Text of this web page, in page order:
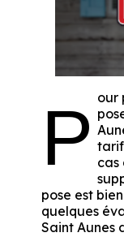
P our
tarif
cas
pose est
quelques
Saint Aunes